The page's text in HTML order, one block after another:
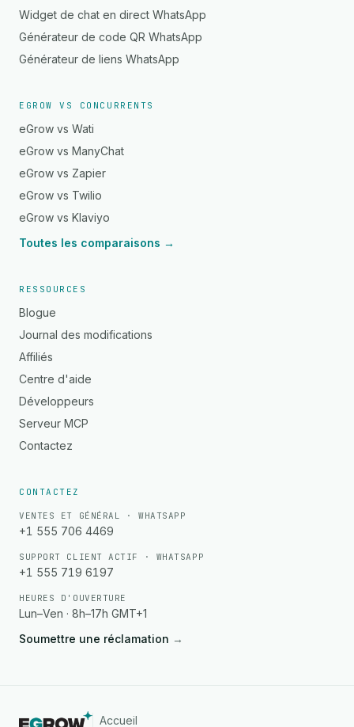
Widget de chat en direct WhatsApp
Générateur de code QR WhatsApp
Générateur de liens WhatsApp
EGROW VS CONCURRENTS
eGrow vs Wati
eGrow vs ManyChat
eGrow vs Zapier
eGrow vs Twilio
eGrow vs Klaviyo
Toutes les comparaisons →
RESSOURCES
Blogue
Journal des modifications
Affiliés
Centre d'aide
Développeurs
Serveur MCP
Contactez
CONTACTEZ
VENTES ET GÉNÉRAL · WHATSAPP
+1 555 706 4469
SUPPORT CLIENT ACTIF · WHATSAPP
+1 555 719 6197
HEURES D'OUVERTURE
Lun–Ven · 8h–17h GMT+1
Soumettre une réclamation →
Accueil